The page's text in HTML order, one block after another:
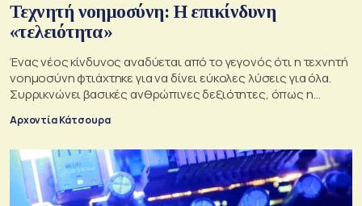
Τεχνητή νοημοσύνη: Η επικίνδυνη
«τελειότητα»
Ένας νέος κίνδυνος αναδύεται από το γεγονός ότι η τεχνητή
νοημοσύνη φτιάχτηκε για να δίνει εύκολες λύσεις για όλα.
Συρρικνώνει βασικές ανθρώπινες δεξιότητες, όπως η
Αρχοντία Κάτσουρα